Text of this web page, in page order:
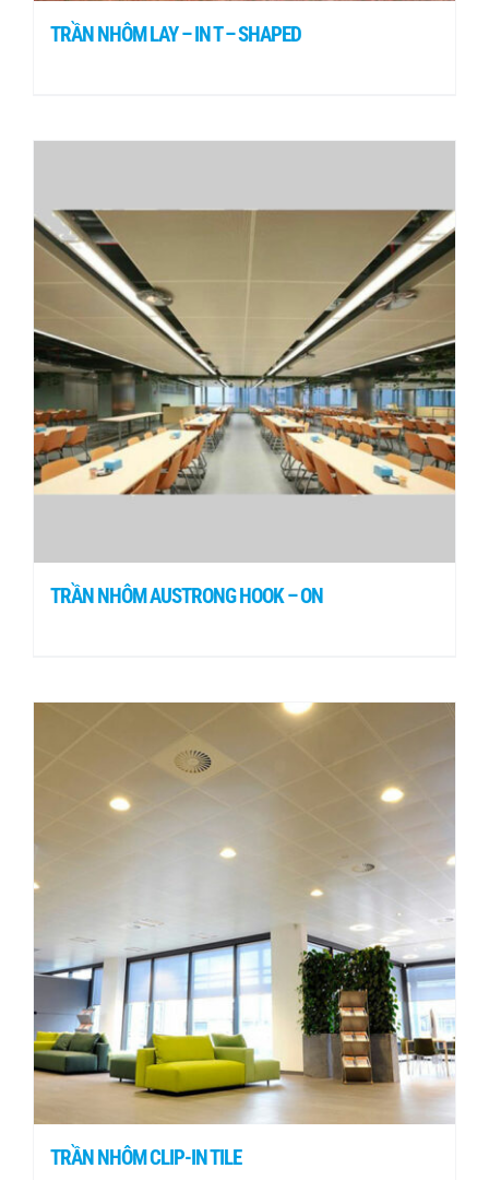
TRẦN NHÔM LAY – IN T – SHAPED
TRẦN NHÔM AUSTRONG HOOK – ON
TRẦN NHÔM CLIP-IN TILE